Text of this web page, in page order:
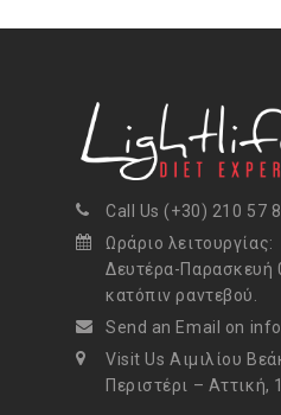
Call Us (+30) 210 57
Ωράριο λειτουργίας:
Δευτέρα-Παρασκευή
κατόπιν ραντεβού.
Send an Email on
Visit Us Αιμιλίου
Περιστέρι – Αττική,